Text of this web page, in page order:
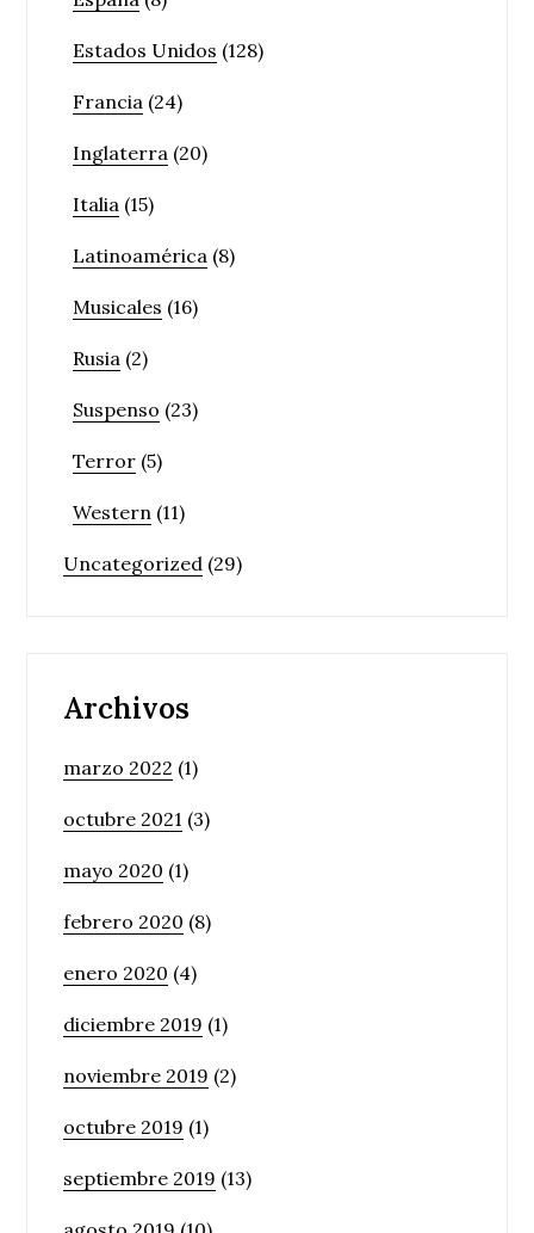
Estados Unidos (128)
Francia (24)
Inglaterra (20)
Italia (15)
Latinoamérica (8)
Musicales (16)
Rusia (2)
Suspenso (23)
Terror (5)
Western (11)
Uncategorized (29)
Archivos
marzo 2022 (1)
octubre 2021 (3)
mayo 2020 (1)
febrero 2020 (8)
enero 2020 (4)
diciembre 2019 (1)
noviembre 2019 (2)
octubre 2019 (1)
septiembre 2019 (13)